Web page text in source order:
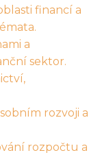
financí a
a
sektor.
rozvoji a
rozpočtu a